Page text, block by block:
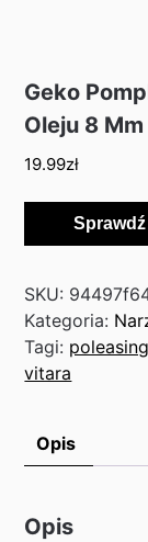
Geko
Oleju 8
19.99zł
Sprawdź
SKU:
Kategoria:
Tagi:
vitara
Opis
Opis